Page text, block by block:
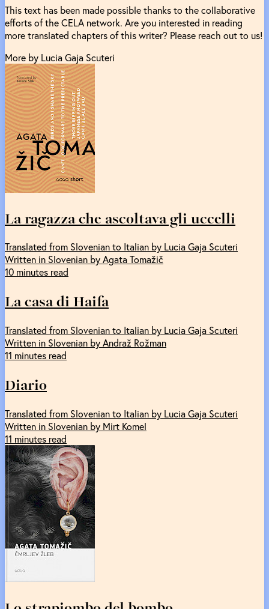
This text has been made possible thanks to the collaborative
efforts of the CELA network. Are you interested in reading
more translated chapters of this writer? Please reach out to us!
More by Lucia Gaja Scuteri
La ragazza che ascoltava gli uccelli
Translated from Slovenian to Italian by Lucia Gaja Scuteri
Written in Slovenian by Agata Tomažič
10 minutes read
La casa di Haifa
Translated from Slovenian to Italian by Lucia Gaja Scuteri
Written in Slovenian by Andraž Rožman
11 minutes read
Diario
Translated from Slovenian to Italian by Lucia Gaja Scuteri
Written in Slovenian by Mirt Komel
11 minutes read